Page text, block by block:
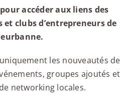
accéder aux liens des
clubs d’entrepreneurs de
les nouveautés de
groupes ajoutés et
networking locales.